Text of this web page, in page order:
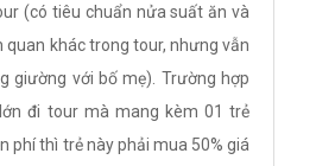
(có tiêu chuẩn nửa suất ăn và
quan khác trong tour, nhưng vẫn
giường với bố mẹ). Trường hợp
đi tour mà mang kèm 01 trẻ
phí thì trẻ này phải mua 50% giá